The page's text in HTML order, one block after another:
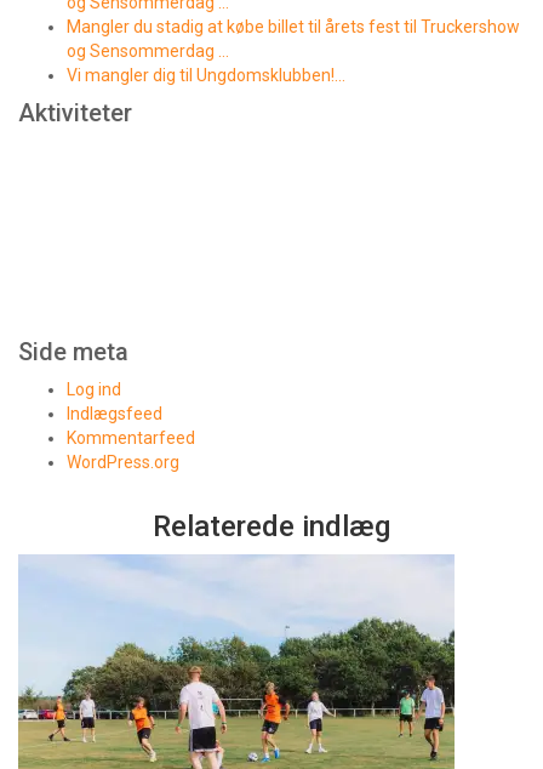
Mangler du stadig at købe billet til årets fest til Truckershow
og Sensommerdag …
Vi mangler dig til Ungdomsklubben!…
Aktiviteter
Side meta
Log ind
Indlægsfeed
Kommentarfeed
WordPress.org
Relaterede indlæg